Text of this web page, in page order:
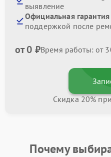
выявление
Официальная
поддержкой после
от 0 ₽Время работы: от
Скидка 20%
Почему